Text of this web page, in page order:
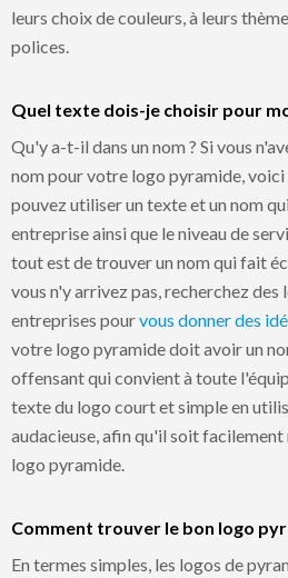
leurs choix de couleurs, à leurs
polices.
Quel texte dois-je choisir pour
Qu'y a-t-il dans un nom ? Si vous
nom pour votre logo pyramide, voici
pouvez utiliser un texte et un nom
entreprise ainsi que le niveau de
tout est de trouver un nom qui fait
vous n'y arrivez pas, recherchez
entreprises pourvous donner des
votre logo pyramide doit avoir un
offensant qui convient à toute
texte du logo court et simple en
audacieuse, afin qu'il soit
logo pyramide.
Comment trouver le bon logo
En termes simples, les logos de